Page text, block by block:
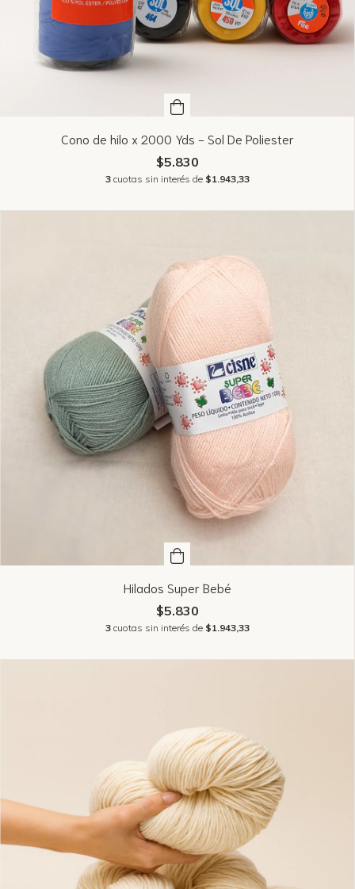
Cono de hilo x 2000 Yds - Sol De Poliester
$5.830
3 cuotas sin interés de $1.943,33
Hilados Super Bebé
$5.830
3 cuotas sin interés de $1.943,33